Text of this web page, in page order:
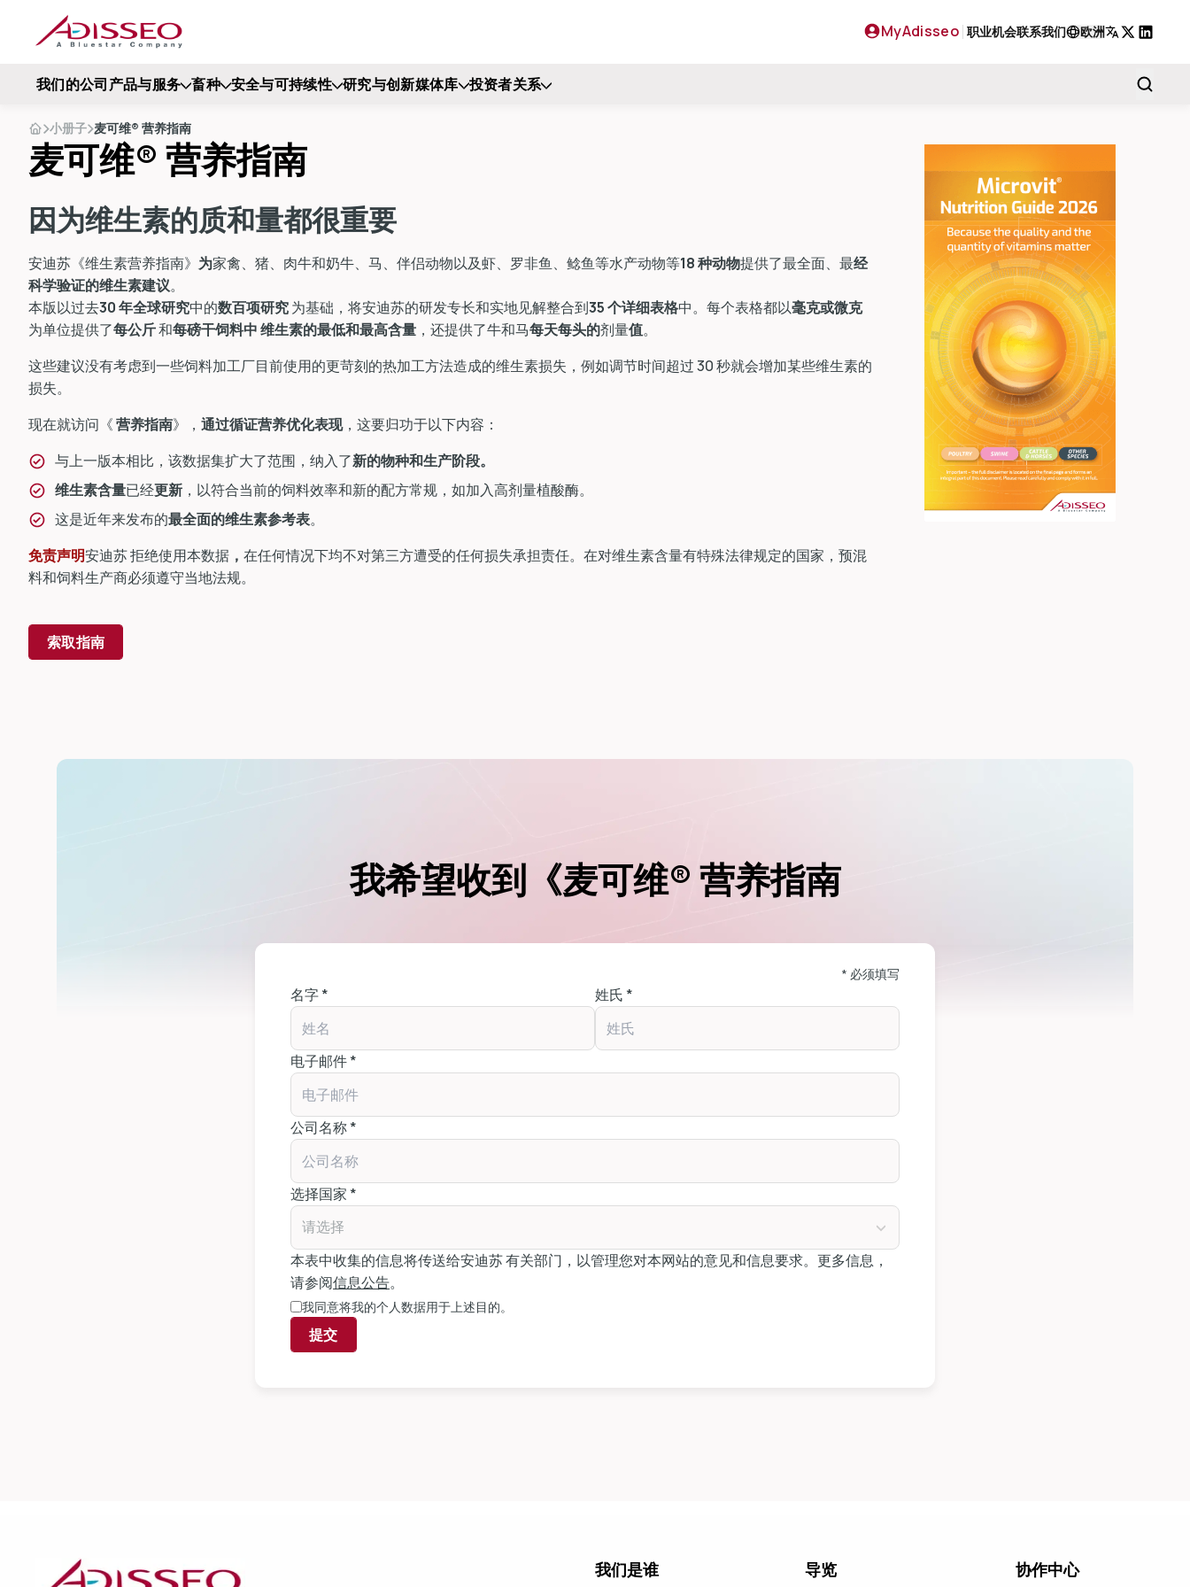
MyAdisseo 职业机会联系我们
欧洲
我们的公司产品与服务 畜种 安全与可持续性 研究与创新媒体库 投资者关系
小册子 麦可维® 营养指南
麦可维® 营养指南
因为维生素的质和量都很重要
安迪苏《维生素营养指南》 为家禽、猪、肉牛和奶牛、马、伴侣动物以及虾、罗非鱼、鲶鱼等水产动物等18 种动物提供了最全面、最经
科学验证的维生素建议。
本版以过去30 年全球研究中的数百项研究为基础，将安迪苏的研发专长和实地见解整合到35 个详细表格中。每个表格都以毫克或微克
为单位提供了每公斤和每磅干饲料中维生素的最低和最高含量 ，还提供了牛和马每天每头的剂量值。
这些建议没有考虑到一些饲料加工厂目前使用的更苛刻的热加工方法造成的维生素损失，例如调节时间超过 30 秒就会增加某些维生素的
损失。
现在就访问《营养指南》， 通过循证营养优化表现，这要归功于以下内容：
与上一版本相比，该数据集扩大了范围，纳入了新的物种和生产阶段。
维生素含量已经更新 ，以符合当前的饲料效率和新的配方常规，如加入高剂量植酸酶。
这是近年来发布的最全面的维生素参考表。
免责声明安迪苏 拒绝使用本数据 ， 在任何情况下均不对第三方遭受的任何损失承担责任。在对维生素含量有特殊法律规定的国家，预混
料和饲料生产商必须遵守当地法规。
索取指南
我希望收到《麦可维® 营养指南
* 必须填写
名字 * 姓氏 *
电子邮件 *
公司名称 *
选择国家 *
请选择
本表中收集的信息将传送给安迪苏 有关部门，以管理您对本网站的意见和信息要求。更多信息，
请参阅信息公告。
我同意将我的个人数据用于上述目的。
提交
我们是谁 导览 协作中心